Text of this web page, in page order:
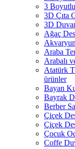
3
3D Çıta
3D
Ağaç
Araba
Arabalı
Atatürk
ürünler
Bayan
Bayrak
Berber
Çiçek
Çiçek
Çocuk
Coffe